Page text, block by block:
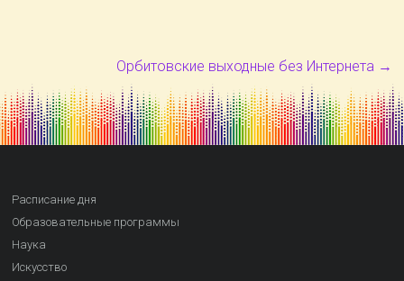
Орбитовские выходные без Интернета →
Расписание дня
Образовательные программы
Наука
Искусство